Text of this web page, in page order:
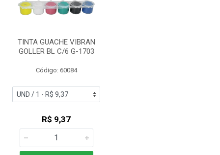
TINTA GUACHE VIBRAN
GOLLER BL C/6 G-1703
Código: 60084
R$ 9,37